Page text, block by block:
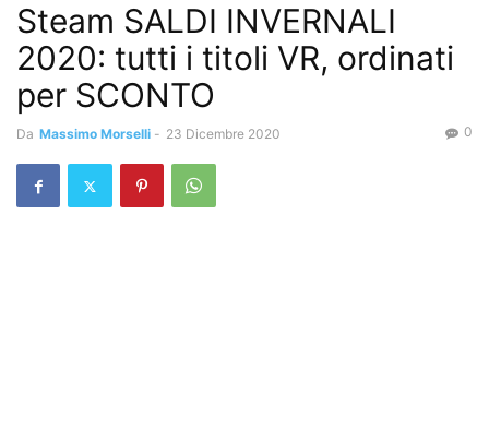
Steam SALDI INVERNALI
2020: tutti i titoli VR, ordinati
per SCONTO
Da Massimo Morselli - 23 Dicembre 2020 0